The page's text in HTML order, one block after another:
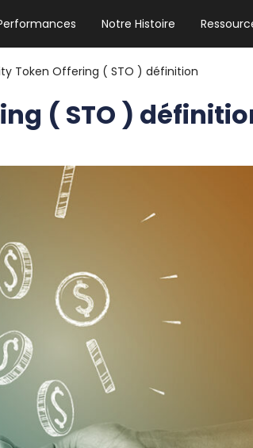
Notre Histoire
HEBDO
news crypto dont vous avez besoin
ultime pour débuter dans les
Token Offering ( STO ) définition
( STO )